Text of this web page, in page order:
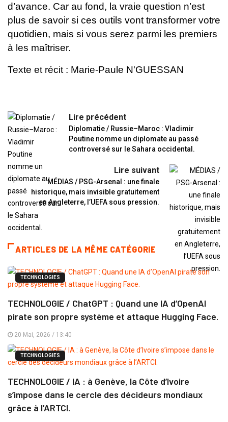
d’avance. Car au fond, la vraie question n’est
plus de savoir si ces outils vont transformer votre
quotidien, mais si vous serez parmi les premiers
à les maîtriser.
Texte et récit : Marie-Paule N'GUESSAN
Lire précédent
Diplomatie / Russie–Maroc : Vladimir
Poutine nomme un diplomate au passé
controversé sur le Sahara occidental.
Lire suivant
MÉDIAS / PSG-Arsenal : une finale
historique, mais invisible gratuitement
en Angleterre, l’UEFA sous pression.
ARTICLES DE LA MÊME CATÉGORIE
TECHNOLOGIES
TECHNOLOGIE / ChatGPT : Quand une IA d’OpenAI
pirate son propre système et attaque Hugging Face.
20 Mai, 2026 / 13:40
TECHNOLOGIES
TECHNOLOGIE / IA : à Genève, la Côte d’Ivoire
s’impose dans le cercle des décideurs mondiaux
grâce à l’ARTCI.